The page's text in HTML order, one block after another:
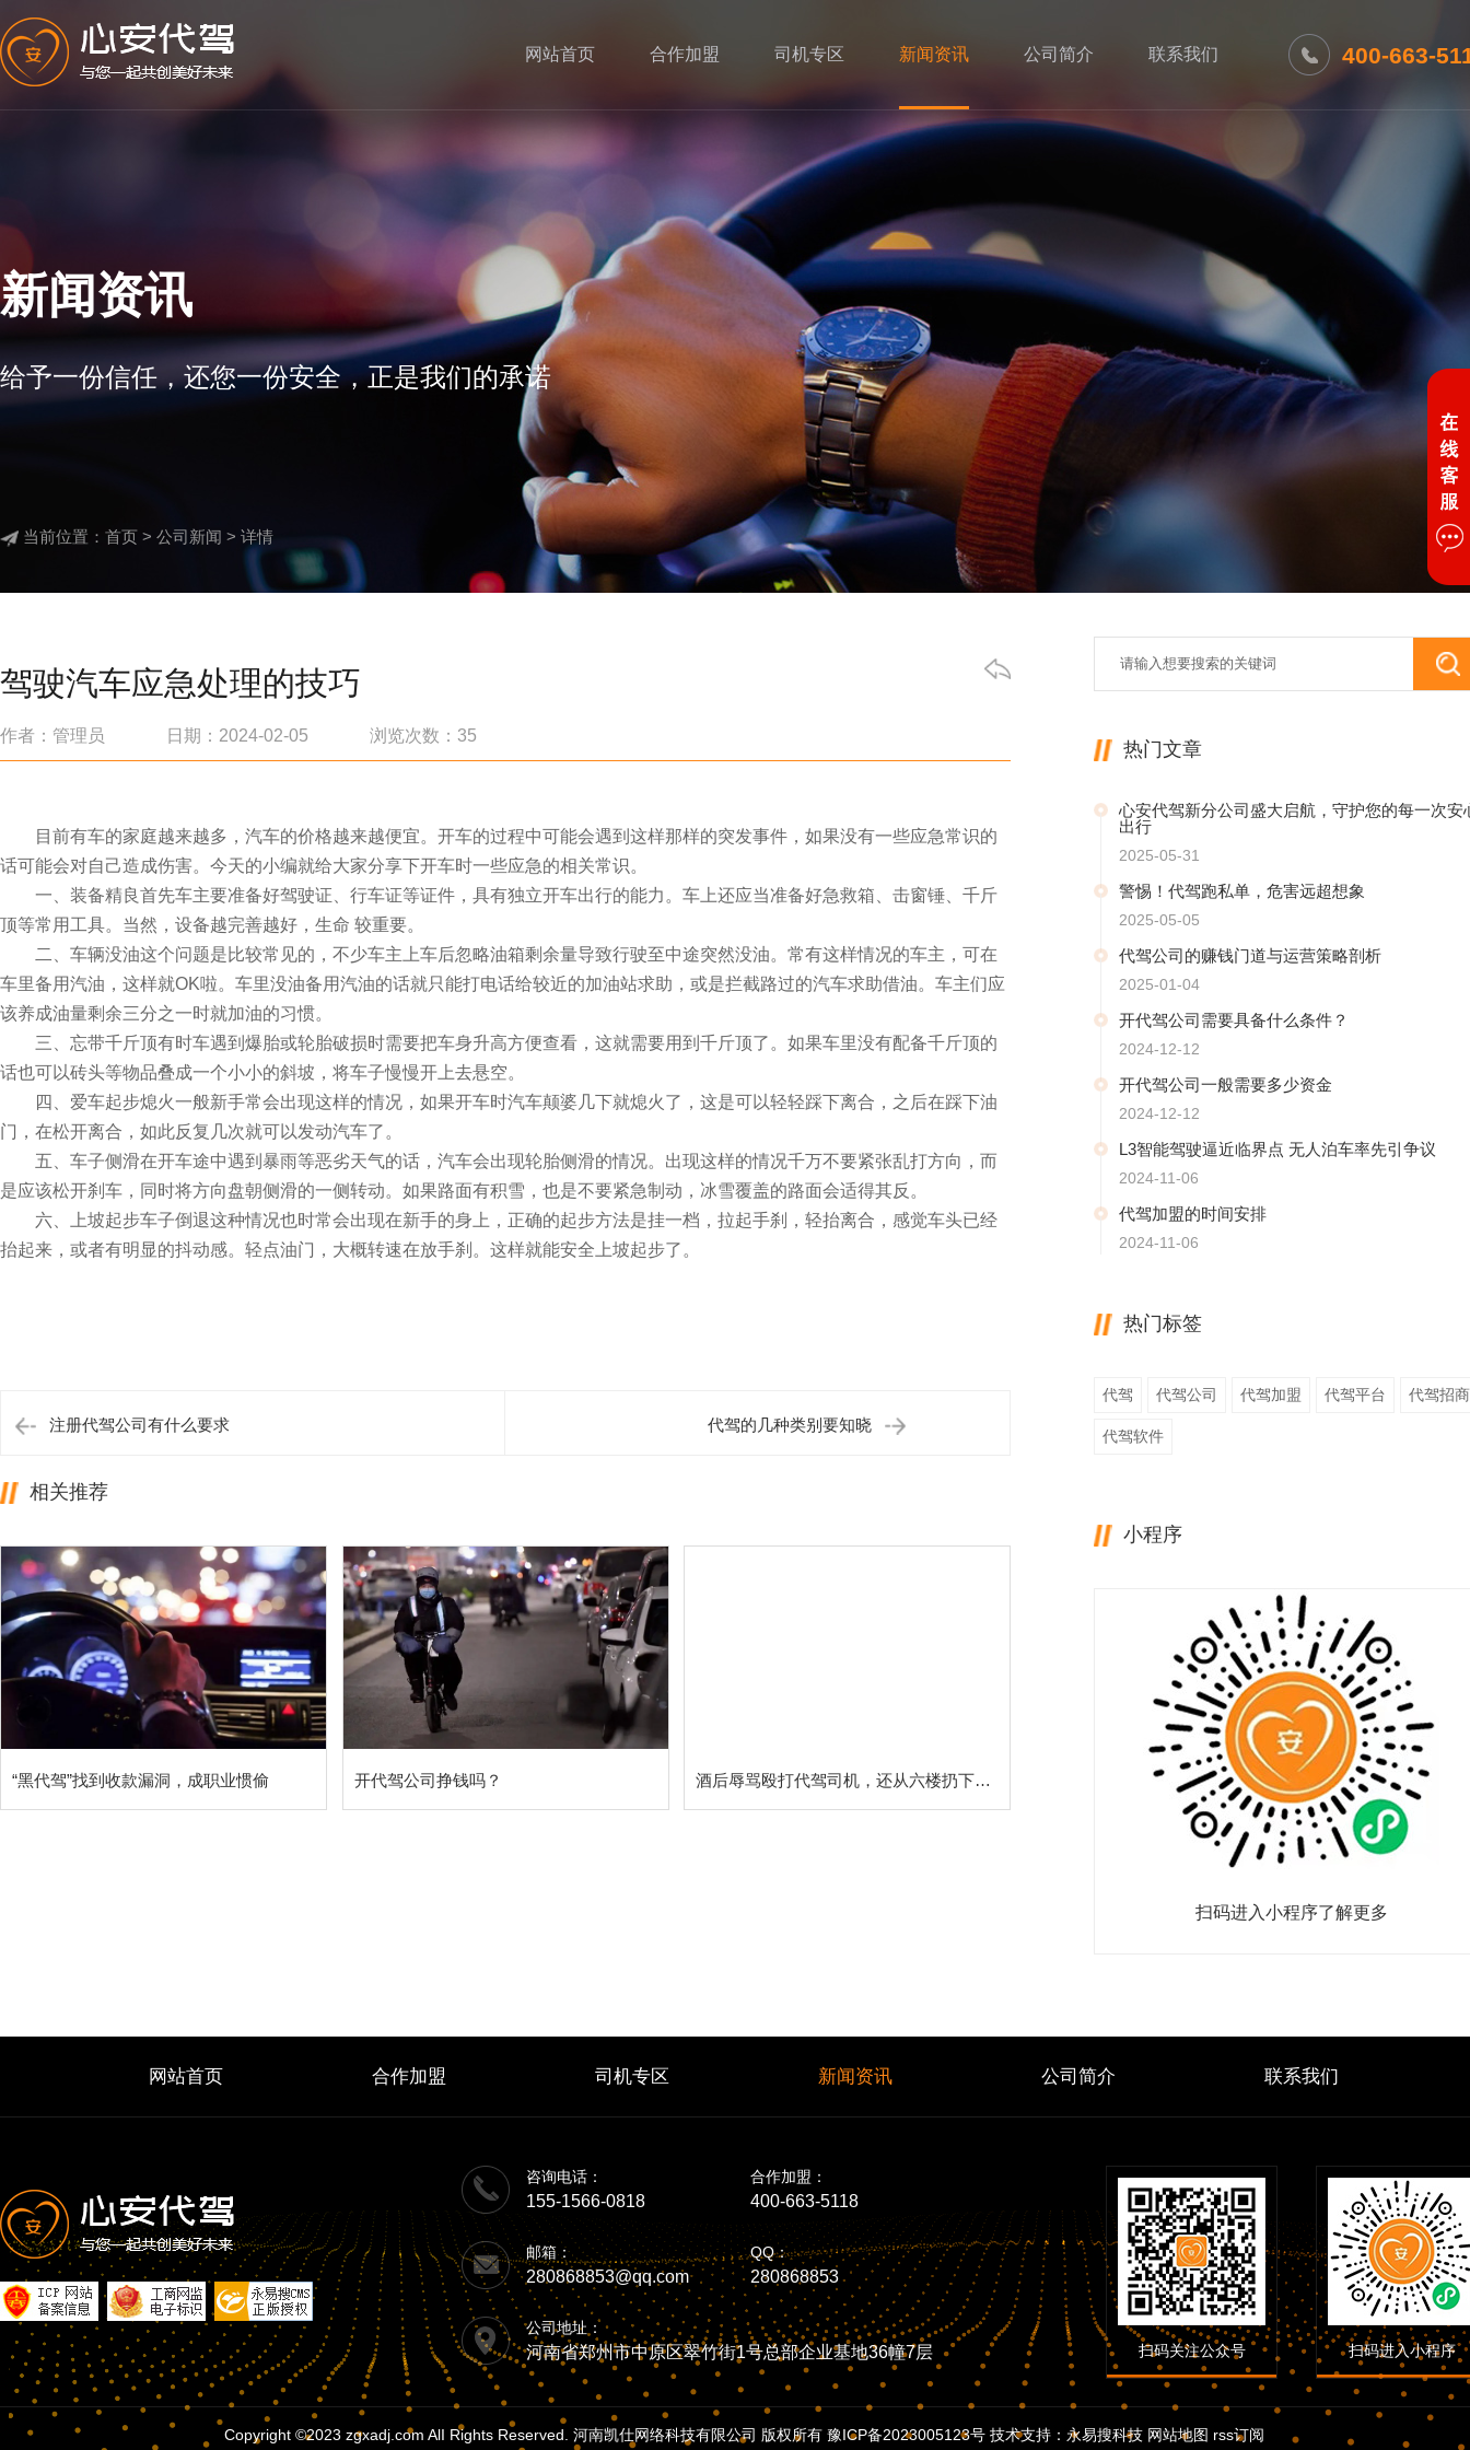
网站首页 合作加盟 司机专区 新闻资讯 公司简介 联系我们 400-663-
新闻资讯
给予一份信任，还您一份安全，正是我们的承诺
当前位置： 首页 > 公司新闻 > 详情
驾驶汽车应急处理的技巧
作者：管理员 日期：2024-02-05 浏览次数： 35
目前有车的家庭越来越多，汽车的价格越来越便宜。开车的过程中可能会遇到这样那样的突发事件，如果没有一些应急常识的
话可能会对自己造成伤害。今天的小编就给大家分享下开车时一些应急的相关常识。
一、装备精良首先车主要准备好驾驶证、行车证等证件，具有独立开车出行的能力。车上还应当准备好急救箱、击窗锤、千斤
顶等常用工具。当然，设备越完善越好，生命 较重要。
二、车辆没油这个问题是比较常见的，不少车主上车后忽略油箱剩余量导致行驶至中途突然没油。常有这样情况的车主，可在
车里备用汽油，这样就OK啦。车里没油备用汽油的话就只能打电话给较近的加油站求助，或是拦截路过的汽车求助借油。车主们应
该养成油量剩余三分之一时就加油的习惯。
三、忘带千斤顶有时车遇到爆胎或轮胎破损时需要把车身升高方便查看，这就需要用到千斤顶了。如果车里没有配备千斤顶的
话也可以砖头等物品叠成一个小小的斜坡，将车子慢慢开上去悬空。
四、爱车起步熄火一般新手常会出现这样的情况，如果开车时汽车颠婆几下就熄火了，这是可以轻轻踩下离合，之后在踩下油
门，在松开离合，如此反复几次就可以发动汽车了。
五、车子侧滑在开车途中遇到暴雨等恶劣天气的话，汽车会出现轮胎侧滑的情况。出现这样的情况千万不要紧张乱打方向，而
是应该松开刹车，同时将方向盘朝侧滑的一侧转动。如果路面有积雪，也是不要紧急制动，冰雪覆盖的路面会适得其反。
六、上坡起步车子倒退这种情况也时常会出现在新手的身上，正确的起步方法是挂一档，拉起手刹，轻抬离合，感觉车头已经
抬起来，或者有明显的抖动感。轻点油门，大概转速在放手刹。这样就能安全上坡起步了。
注册代驾公司有什么要求 代驾的几种类别要知晓
相关推荐
“黑代驾”找到收款漏洞，成职业惯偷 开代驾公司挣钱吗？ 酒后辱骂殴打代驾司机，还从六楼扔下花盆！一男子被判刑
热门文章
心安代驾新分公司盛大启航，守护您的每一次安
出行
2025-05-31
警惕！代驾跑私单，危害远超想象
2025-05-05
代驾公司的赚钱门道与运营策略剖析
2025-01-04
开代驾公司需要具备什么条件？
2024-12-12
开代驾公司一般需要多少资金
2024-12-12
L3智能驾驶逼近临界点 无人泊车率先引争议
2024-11-06
代驾加盟的时间安排
2024-11-06
热门标签
代驾 代驾公司 代驾加盟 代驾平台 代驾招商
代驾软件
小程序
扫码进入小程序了解更多
网站首页 合作加盟 司机专区 新闻资讯 公司简介 联系我们
咨询电话：
155-1566-0818
合作加盟：
400-663-5118
邮箱：
280868853@qq.com
QQ：
280868853
公司地址：
河南省郑州市中原区翠竹街1号总部企业基地36幢7层 扫码关注公众号 扫码进入小程序
Copyright ©2023 zgxadj.com AlI Rights Reserved. 河南凯仕网络科技有限公司 版权所有 豫ICP备2023005123号技术支持： 永易搜科技 网站地图 rss订阅